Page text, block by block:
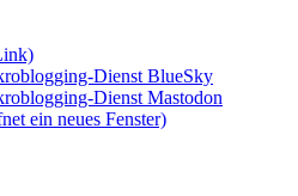
Dienst BlueSky
Dienst Mastodon
ein neues Fenster)